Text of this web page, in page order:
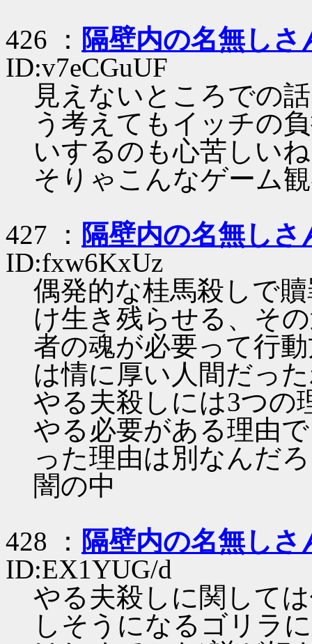
426 ： 隔壁内の名無しさ
ID:v7eCGuUF
見えないところでの
う考えてもイッチの
いするのも心苦しい
そりゃこんなゲーム
427 ： 隔壁内の名無しさ
ID:fxw6KxUz
偶発的な桂馬殺しで
け生き残らせる、そ
者の魂が必要って行
は情に厚い人間だっ
やる夫殺しには3つの
やる必要がある理由
った理由は別なんだ
闇の中
428 ： 隔壁内の名無しさ
ID:EX1YUG/d
やる夫殺しに関して
しそうになるゴリラ